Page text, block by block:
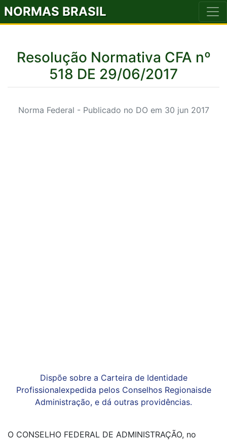
NORMAS BRASIL
Resolução Normativa CFA nº
518 DE 29/06/2017
Norma Federal - Publicado no DO em 30 jun 2017
Dispõe sobre a Carteira de Identidade
Profissionalexpedida pelos Conselhos Regionaisde
Administração, e dá outras providências.
O CONSELHO FEDERAL DE ADMINISTRAÇÃO, no